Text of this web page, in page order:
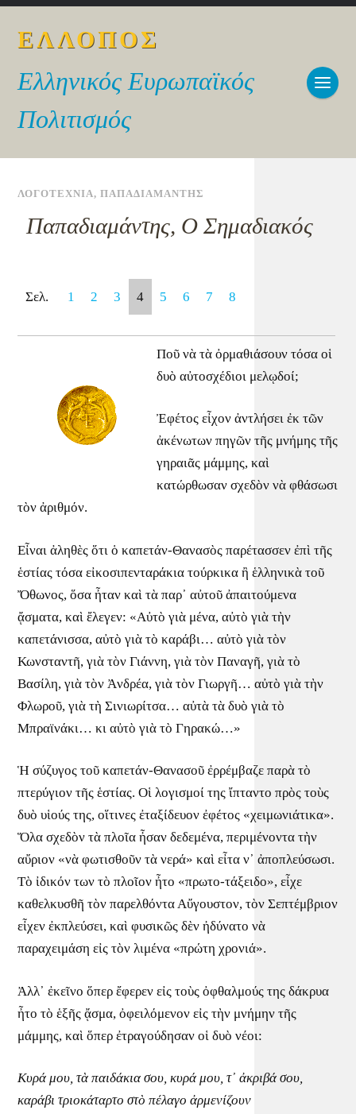
ΕΛΛΟΠΟΣ
Ελληνικός Ευρωπαϊκός
Πολιτισμός
ΛΟΓΟΤΕΧΝΙΑ,ΠΑΠΑΔΙΑΜΑΝΤΗΣ
Παπαδιαμάντης, Ο Σημαδιακός
Σελ. 1 2 3 4 5 6 7 8
Ποῦ νὰ τὰ ὀρμαθιάσουν τόσα οἱ
δυὸ αὐτοσχέδιοι μελῳδοί;
Ἐφέτος εἶχον ἀντλήσει ἐκ τῶν
ἀκένωτων πηγῶν τῆς μνήμης τῆς
γηραιᾶς μάμμης, καὶ
κατώρθωσαν σχεδὸν νὰ φθάσωσι
τὸν ἀριθμόν.
Εἶναι ἀληθὲς ὅτι ὁ καπετάν-Θανασὸς παρέτασσεν ἐπὶ τῆς
ἑστίας τόσα εἰκοσιπενταράκια τούρκικα ἢ ἑλληνικὰ τοῦ
Ὄθωνος, ὅσα ἦταν καὶ τὰ παρ᾿ αὐτοῦ ἀπαιτούμενα
ᾄσματα, καὶ ἔλεγεν: «Αὐτὸ γιὰ μένα, αὐτὸ γιὰ τὴν
καπετάνισσα, αὐτὸ γιὰ τὸ καράβι… αὐτὸ γιὰ τὸν
Κωνσταντῆ, γιὰ τὸν Γιάννη, γιὰ τὸν Παναγῆ, γιὰ τὸ
Βασίλη, γιὰ τὸν Ἀνδρέα, γιὰ τὸν Γιωργῆ… αὐτὸ γιὰ τὴν
Φλωροῦ, γιὰ τὴ Σινιωρίτσα… αὐτὰ τὰ δυὸ γιὰ τὸ
Μπραϊνάκι… κι αὐτὸ γιὰ τὸ Γηρακώ…»
Ἡ σύζυγος τοῦ καπετάν-Θανασοῦ ἐρρέμβαζε παρὰ τὸ
πτερύγιον τῆς ἑστίας. Οἱ λογισμοί της ἴπταντο πρὸς τοὺς
δυὸ υἱούς της, οἵτινες ἐταξίδευον ἐφέτος «χειμωνιάτικα».
Ὅλα σχεδὸν τὰ πλοῖα ἦσαν δεδεμένα, περιμένοντα τὴν
αὔριον «νὰ φωτισθοῦν τὰ νερά» καὶ εἶτα ν᾿ ἀποπλεύσωσι.
Τὸ ἰδικόν των τὸ πλοῖον ἦτο «πρωτο-τάξειδο», εἶχε
καθελκυσθῆ τὸν παρελθόντα Αὔγουστον, τὸν Σεπτέμβριον
εἶχεν ἐκπλεύσει, καὶ φυσικῶς δὲν ἠδύνατο νὰ
παραχειμάση εἰς τὸν λιμένα «πρώτη χρονιά».
Ἀλλ᾿ ἐκεῖνο ὅπερ ἔφερεν εἰς τοὺς ὀφθαλμούς της δάκρυα
ἦτο τὸ ἑξῆς ᾄσμα, ὀφειλόμενον εἰς τὴν μνήμην τῆς
μάμμης, καὶ ὅπερ ἐτραγούδησαν οἱ δυὸ νέοι:
Κυρά μου, τὰ παιδάκια σου, κυρά μου, τ᾿ ἀκριβά σου,
καράβι τριοκάταρτο στὸ πέλαγο ἀρμενίζουν